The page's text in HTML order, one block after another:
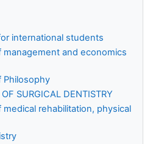
international students
management and economics
Philosophy
SURGICAL DENTISTRY
rehabilitation, physical